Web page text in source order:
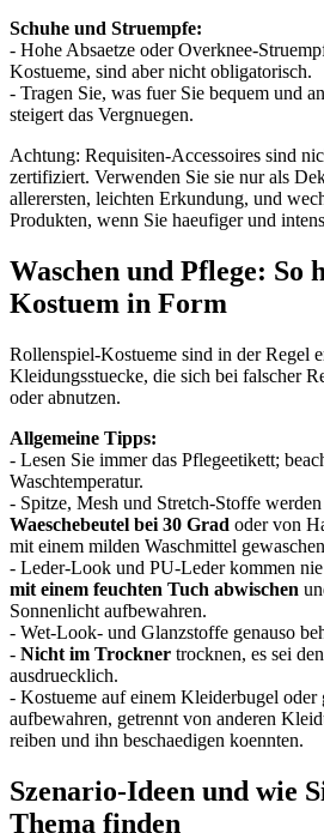
Schuhe und Struempfe:
- Hohe Absaetze oder Overknee-
Kostueme, sind aber nicht obligatorisch.
- Tragen Sie, was fuer Sie bequem und
steigert das Vergnuegen.
Achtung: Requisiten-Accessoires sind
zertifiziert. Verwenden Sie sie nur als
allerersten, leichten Erkundung, und
Produkten, wenn Sie haeufiger und
Waschen und Pflege: So
Kostuem in Form
Rollenspiel-Kostueme sind in der Regel
Kleidungsstuecke, die sich bei falscher
oder abnutzen.
Allgemeine Tipps:
- Lesen Sie immer das Pflegeetikett;
Waschtemperatur.
- Spitze, Mesh und Stretch-Stoffe
Waeschebeutel bei 30 Grad oder von
mit einem milden Waschmittel
- Leder-Look und PU-Leder kommen
mit einem feuchten Tuch abwischen
Sonnenlicht aufbewahren.
- Wet-Look- und Glanzstoffe genauso
- Nicht im Trockner trocknen, es sei
ausdruecklich.
- Kostueme auf einem Kleiderbugel oder
aufbewahren, getrennt von anderen
reiben und ihn beschaedigen koennten.
Szenario-Ideen und wie
Thema finden